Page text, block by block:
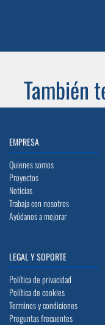
También
EMPRESA
Quienes somos
Proyectos
Noticias
Trabaja con nosotros
Ayúdanos a mejorar
LEGAL Y SOPORTE
Política de privacidad
Política de cookies
Terminos y condiciones
Preguntas frecuentes